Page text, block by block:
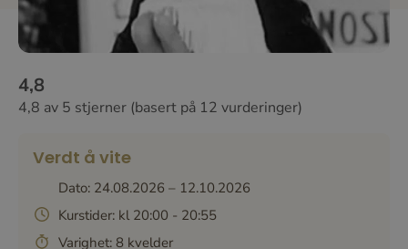
4,8
4,8 av 5 stjerner (basert på 12 vurderinger)
Verdt å vite
Dato: 24.08.2026 – 12.10.2026
Kurstider: kl 20:00 - 20:55
Varighet: 8 kvelder